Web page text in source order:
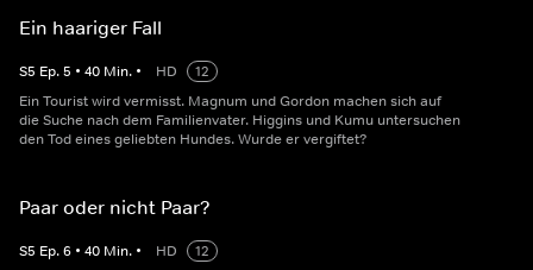
Ein haariger Fall
S5 Ep.5 • 40 Min. • HD
12
Ein Tourist wird vermisst. Magnum und Gordon machen sich auf
die Suche nach dem Familienvater. Higgins und Kumu untersuchen
den Tod eines geliebten Hundes. Wurde er vergiftet?
Paar oder nicht Paar?
S5 Ep.6 • 40 Min. • HD
12